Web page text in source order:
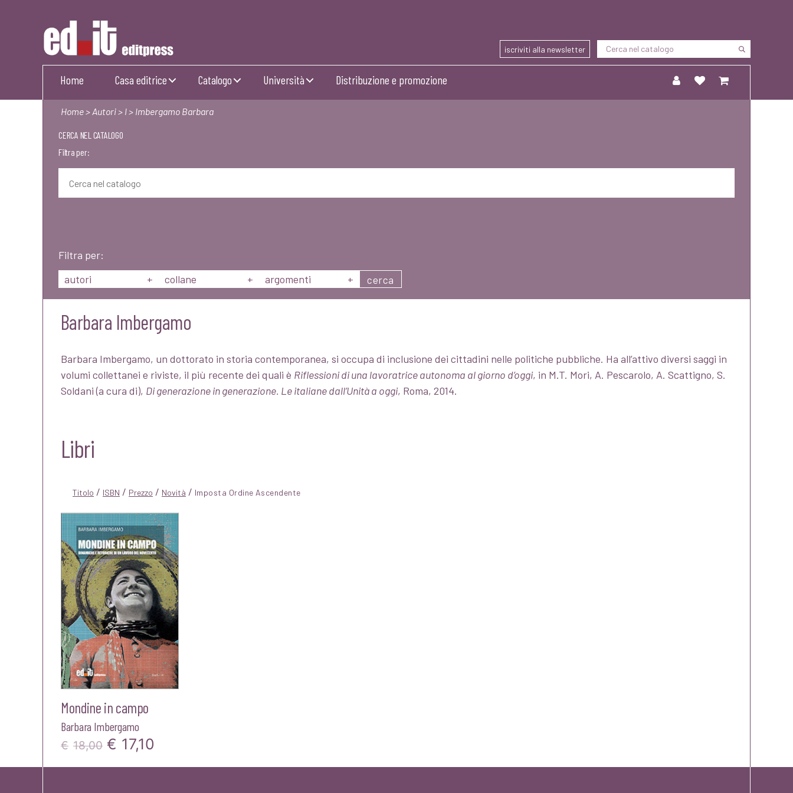
Editpress
iscriviti alla newsletter
Home Casa editrice Catalogo Università Distribuzione e promozione
Home> Autori> I> Imbergamo Barbara
CERCA NEL CATALOGO
Filtra per:
Filtra per:
autori
+ collane + argomenti + cerca
Barbara Imbergamo
Barbara Imbergamo, un dottorato in storia contemporanea, si occupa di inclusione dei cittadini nelle politiche pubbliche. Ha all’attivo diversi saggi in
volumi collettanei e riviste, il più recente dei quali è Riflessioni di una lavoratrice autonoma al giorno d’oggi, in M.T. Mori, A. Pescarolo, A. Scattigno, S.
Soldani (a cura di), Di generazione in generazione. Le italiane dall’Unità a oggi, Roma, 2014.
Libri
Titolo / ISBN / Prezzo / Novità /
Mondine in campo
Barbara Imbergamo
€ 18,00 Il
prezzo
€ 17,10
prezzo